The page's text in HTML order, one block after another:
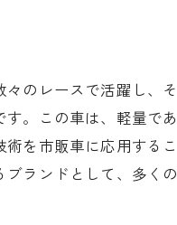
のレースで活躍し、そ
。この車は、軽量であ
を市販車に応用するこ
ランドとして、多くの